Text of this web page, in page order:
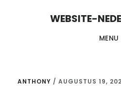
WEBSITE-
MENU
ANTHONY / AUGUSTUS 19,